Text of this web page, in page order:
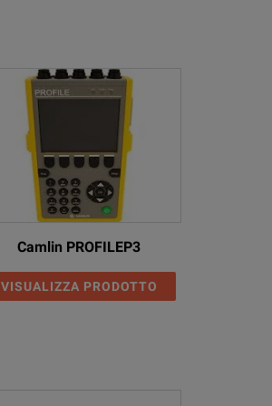
Camlin PROFILEP3
VISUALIZZA PRODOTTO